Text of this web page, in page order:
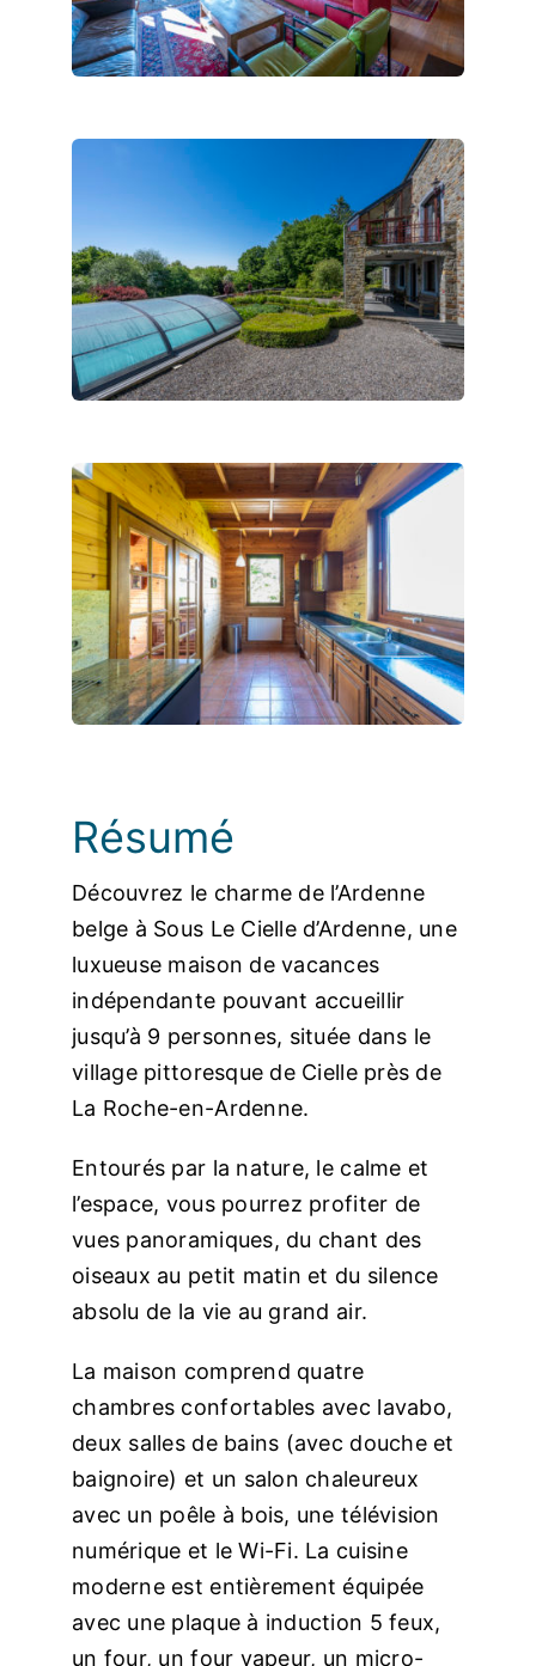
Résumé
Découvrez le charme de l’Ardenne
belge à Sous Le Cielle d’Ardenne, une
luxueuse maison de vacances
indépendante pouvant accueillir
jusqu’à 9 personnes, située dans le
village pittoresque de Cielle près de
La Roche-en-Ardenne.
Entourés par la nature, le calme et
l’espace, vous pourrez profiter de
vues panoramiques, du chant des
oiseaux au petit matin et du silence
absolu de la vie au grand air.
La maison comprend quatre
chambres confortables avec lavabo,
deux salles de bains (avec douche et
baignoire) et un salon chaleureux
avec un poêle à bois, une télévision
numérique et le Wi-Fi. La cuisine
moderne est entièrement équipée
avec une plaque à induction 5 feux,
un four, un four vapeur, un micro-